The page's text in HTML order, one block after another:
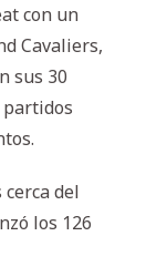
con un
Cavaliers,
sus 30
partidos
cerca del
los 126